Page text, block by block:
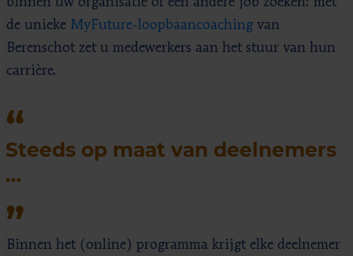
de unieke MyFuture-loopbaancoaching van
Berenschot zet u medewerkers aan het stuur van hun
carrière.
Steeds op maat van deelnemers
…
Binnen het (online) programma krijgt elke deelnemer